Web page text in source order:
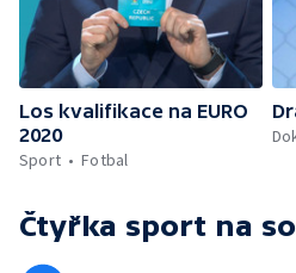
Los kvalifikace na EURO
2020
Sport
Fotbal
Čtyřka sport na